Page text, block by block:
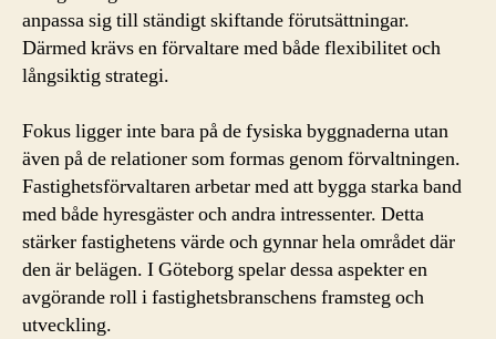
anpassa sig till ständigt skiftande förutsättningar.
Därmed krävs en förvaltare med både flexibilitet och
långsiktig strategi.
Fokus ligger inte bara på de fysiska byggnaderna utan
även på de relationer som formas genom förvaltningen.
Fastighetsförvaltaren arbetar med att bygga starka band
med både hyresgäster och andra intressenter. Detta
stärker fastighetens värde och gynnar hela området där
den är belägen. I Göteborg spelar dessa aspekter en
avgörande roll i fastighetsbranschens framsteg och
utveckling.